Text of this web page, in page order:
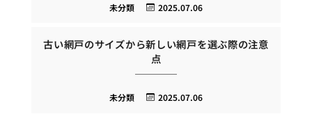
2025.07.06
未分類
古い網戸のサイズから新しい網戸を選ぶ際の注意
点
2025.07.06
未分類